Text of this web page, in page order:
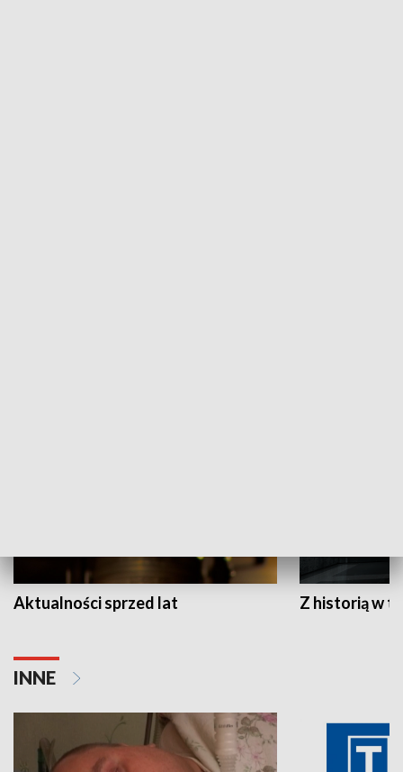
Aktualności sprzed lat Z historią w
INNE